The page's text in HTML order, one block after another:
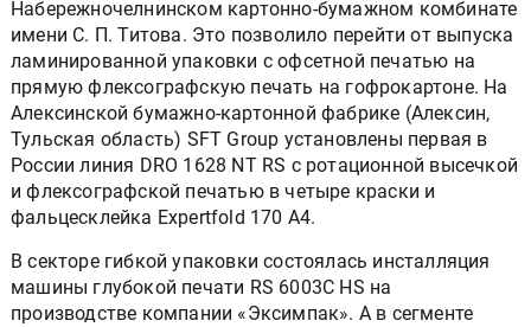
Набережночелнинском картонно-бумажном комбинате
имени С. П. Титова. Это позволило перейти от выпуска
ламинированной упаковки с офсетной печатью на
прямую флексографскую печать на гофрокартоне. На
Алексинской бумажно-картонной фабрике (Алексин,
Тульская область) SFT Group установлены первая в
России линия DRO 1628 NT RS с ротационной высечкой
и флексографской печатью в четыре краски и
фальцесклейка Expertfold 170 A4.
В секторе гибкой упаковки состоялась инсталляция
машины глубокой печати RS 6003C HS на
производстве компании «Эксимпак». А в сегменте